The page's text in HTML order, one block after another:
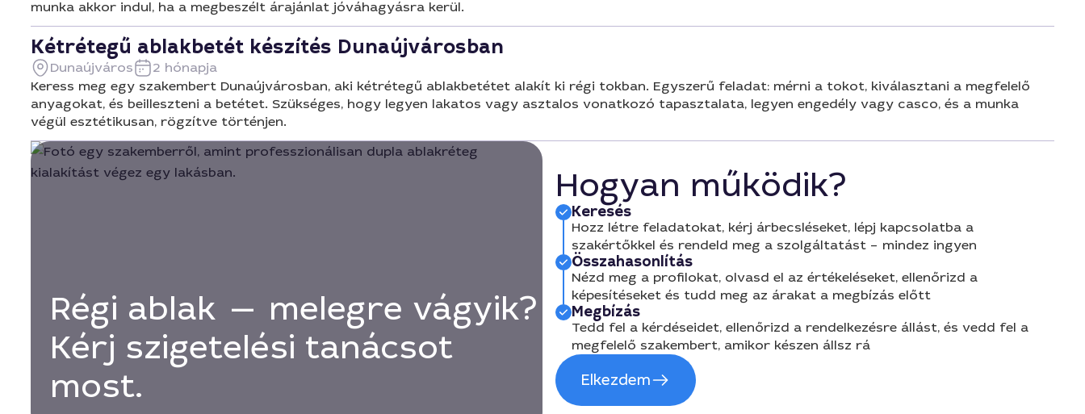
munka akkor indul, ha a megbeszélt árajánlat jóváhagyásra kerül.
Kétrétegű ablakbetét készítés Dunaújvárosban
Dunaújváros
2 hónapja
Keress meg egy szakembert Dunaújvárosban, aki kétrétegű ablakbetétet alakít ki régi tokban. Egyszerű feladat: mérni a tokot, kiválasztani a megfelelő
anyagokat, és beilleszteni a betétet. Szükséges, hogy legyen lakatos vagy asztalos vonatkozó tapasztalata, legyen engedély vagy casco, és a munka
végül esztétikusan, rögzítve történjen.
Régi ablak — melegre vágyik?
Kérj szigetelési tanácsot
most.
Hogyan működik?
Keresés
Hozz létre feladatokat, kérj árbecsléseket, lépj kapcsolatba a
szakértőkkel és rendeld meg a szolgáltatást – mindez ingyen
Összahasonlítás
Nézd meg a profilokat, olvasd el az értékeléseket, ellenőrizd a
képesítéseket és tudd meg az árakat a megbízás előtt
Megbízás
Tedd fel a kérdéseidet, ellenőrizd a rendelkezésre állást, és vedd fel a
megfelelő szakembert, amikor készen állsz rá
Elkezdem